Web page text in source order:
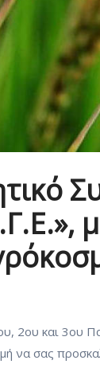
2ου και 3ου
να σας